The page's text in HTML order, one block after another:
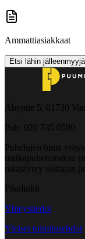
Ammattiasiakkaat
Etsi lähin
Åbyntie 5, 01730
Puh. 020 745 0500
Puhelujen hinta
matkapuhelumaksu
määräytyy soittajan
Pikalinkit
Yhteystiedot
Yleiset toimitusehdot